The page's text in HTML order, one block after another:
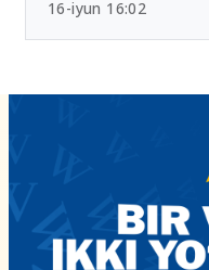
Chet tili
tasdiqlandi